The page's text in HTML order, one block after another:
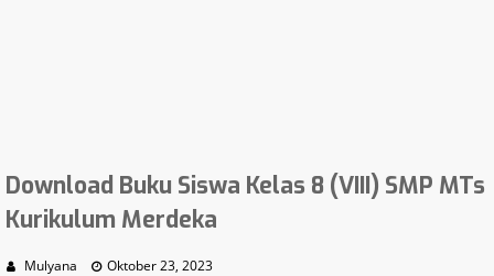
Download Buku Siswa Kelas 8 (VIII) SMP MTs
Kurikulum Merdeka
Mulyana Oktober 23, 2023